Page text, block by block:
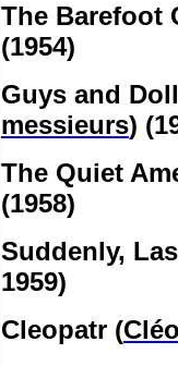
The Barefoot
(1954)
Guys and
messieurs)
The Quiet
(1958)
Suddenly,
1959)
Cleopatr(